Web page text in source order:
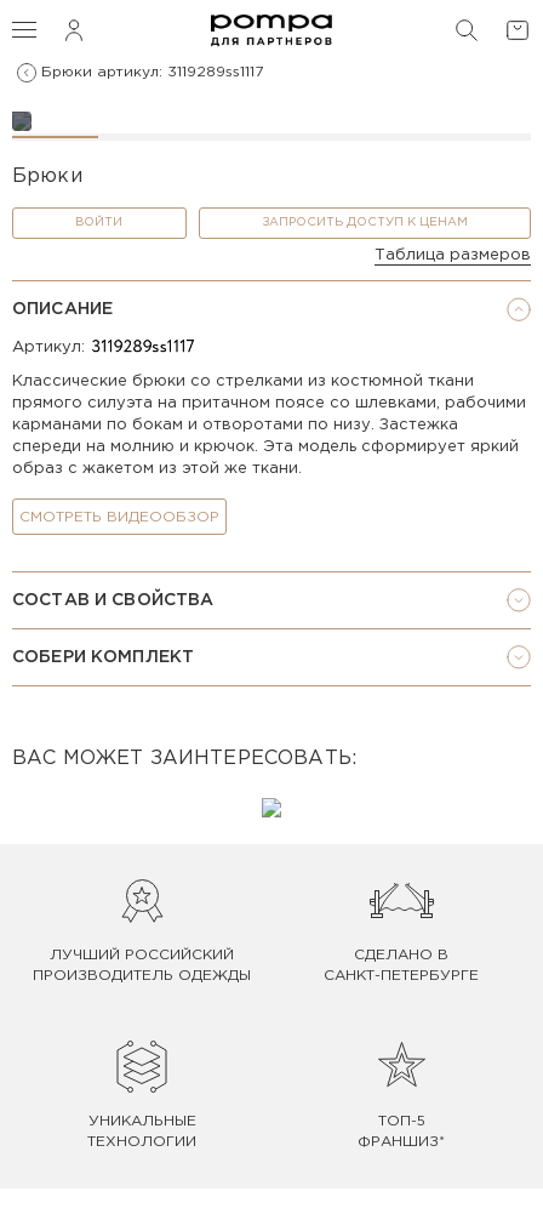
Брюки артикул: 3119289ss1117
Брюки
ВОЙТИ ЗАПРОСИТЬ ДОСТУП К ЦЕНАМ
Таблица размеров
ОПИСАНИЕ
Артикул:
Классические брюки со стрелками из костюмной ткани
прямого силуэта на притачном поясе со шлевками, рабочими
карманами по бокам и отворотами по низу. Застежка
спереди на молнию и крючок. Эта модель сформирует яркий
образ с жакетом из этой же ткани.
СМОТРЕТЬ ВИДЕООБЗОР
СОСТАВ И СВОЙСТВА
СОБЕРИ КОМПЛЕКТ
ВАС МОЖЕТ ЗАИНТЕРЕСОВАТЬ:
ЛУЧШИЙ РОССИЙСКИЙ
ПРОИЗВОДИТЕЛЬ ОДЕЖДЫ
СДЕЛАНО В
САНКТ-ПЕТЕРБУРГЕ
УНИКАЛЬНЫЕ
ТЕХНОЛОГИИ
ТОП-5
ФРАНШИЗ*